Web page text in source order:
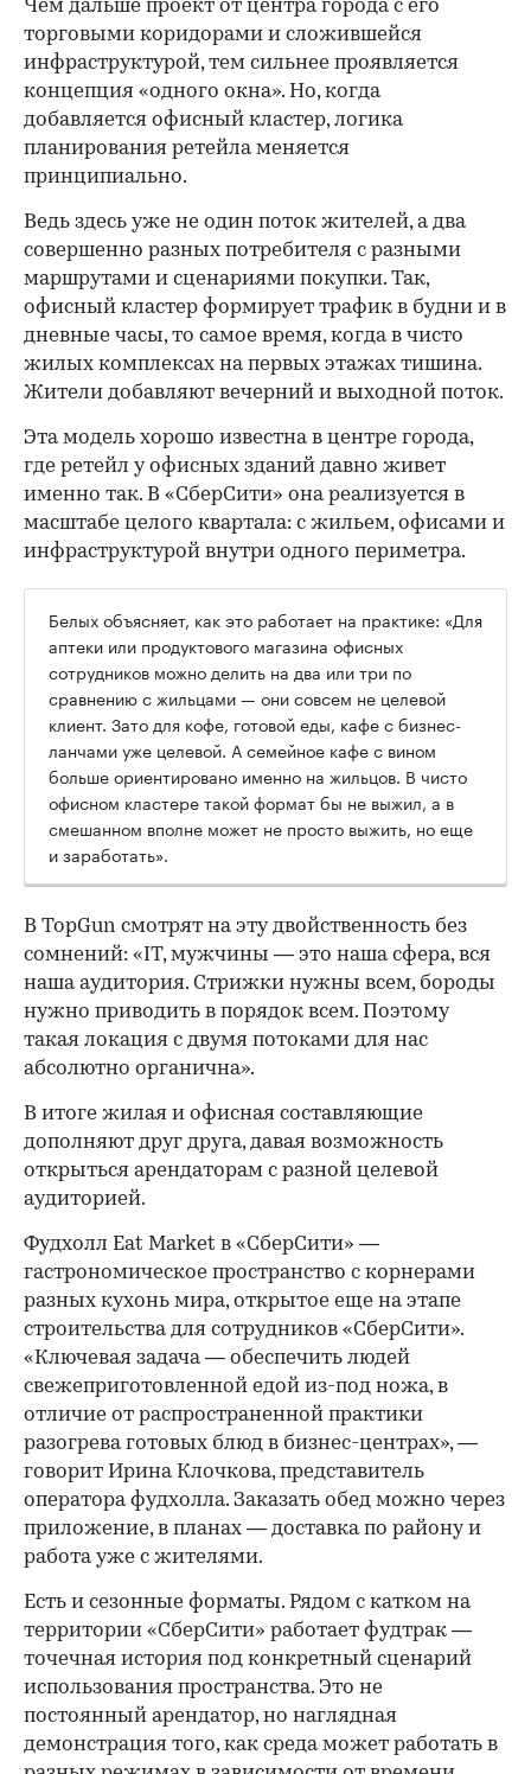
Чем дальше проект от центра города с его
торговыми коридорами и сложившейся
инфраструктурой, тем сильнее проявляется
концепция «одного окна». Но, когда
добавляется офисный кластер, логика
планирования ретейла меняется
принципиально.
Ведь здесь уже не один поток жителей, а два
совершенно разных потребителя с разными
маршрутами и сценариями покупки. Так,
офисный кластер формирует трафик в будни и в
дневные часы, то самое время, когда в чисто
жилых комплексах на первых этажах тишина.
Жители добавляют вечерний и выходной поток.
Эта модель хорошо известна в центре города,
где ретейл у офисных зданий давно живет
именно так. В «СберСити» она реализуется в
масштабе целого квартала: с жильем, офисами и
инфраструктурой внутри одного периметра.
Белых объясняет, как это работает на практике: «Для
аптеки или продуктового магазина офисных
сотрудников можно делить на два или три по
сравнению с жильцами — они совсем не целевой
клиент. Зато для кофе, готовой еды, кафе с бизнес-
ланчами уже целевой. А семейное кафе с вином
больше ориентировано именно на жильцов. В чисто
офисном кластере такой формат бы не выжил, а в
смешанном вполне может не просто выжить, но еще
и заработать».
В TopGun смотрят на эту двойственность без
сомнений: «IT, мужчины — это наша сфера, вся
наша аудитория. Стрижки нужны всем, бороды
нужно приводить в порядок всем. Поэтому
такая локация с двумя потоками для нас
абсолютно органична».
В итоге жилая и офисная составляющие
дополняют друг друга, давая возможность
открыться арендаторам с разной целевой
аудиторией.
Фудхолл Eat Market в «СберСити» —
гастрономическое пространство с корнерами
разных кухонь мира, открытое еще на этапе
строительства для сотрудников «СберСити».
«Ключевая задача — обеспечить людей
свежеприготовленной едой из-под ножа, в
отличие от распространенной практики
разогрева готовых блюд в бизнес-центрах», —
говорит Ирина Клочкова, представитель
оператора фудхолла. Заказать обед можно через
приложение, в планах — доставка по району и
работа уже с жителями.
Есть и сезонные форматы. Рядом с катком на
территории «СберСити» работает фудтрак —
точечная история под конкретный сценарий
использования пространства. Это не
постоянный арендатор, но наглядная
демонстрация того, как среда может работать в